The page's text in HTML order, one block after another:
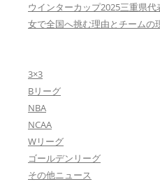
ウインターカップ2025三重県
女で全国へ挑む理由とチームの
3×3
Bリーグ
NBA
NCAA
Wリーグ
ゴールデンリーグ
その他ニュース